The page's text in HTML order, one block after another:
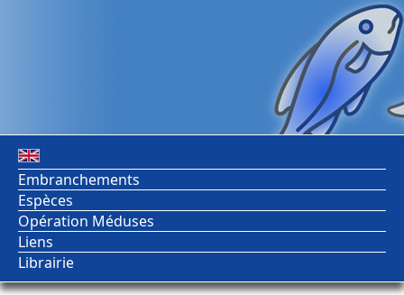
Embranchements
Espèces
Opération Méduses
Liens
Librairie